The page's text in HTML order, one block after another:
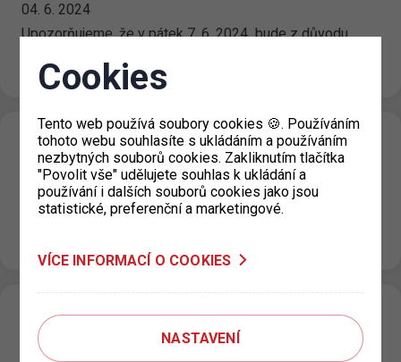
04. 6. 2024
Upozorňujeme, že v pátek 7. 6. 2024 bude z důvodu
Prahu 6. Více…
Stěhování a dočasné uzavření výdejny
parkovacích oprávnění pro Prahu 1
04. 6. 2024
Informace o změně cen dlouhodobého
parkovného v garážích Letná
Cookies
Tento web používá soubory cookies 🍪. Používáním
tohoto webu souhlasíte s ukládáním a používáním
nezbytných souborů cookies. Zakliknutím tlačítka
"Povolit vše" udělujete souhlas k ukládání a
používání i dalších souborů cookies jako jsou
statistické, preferenční a marketingové.
VÍCE INFORMACÍ O COOKIES
NASTAVENÍ